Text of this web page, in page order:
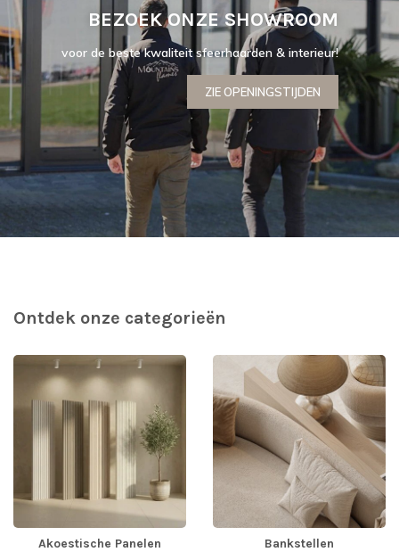
BEZOEK ONZE SHOWROOM
voor de beste kwaliteit sfeerhaarden & interieur!
ZIE OPENINGSTIJDEN
Ontdek onze categorieën
Akoestische Panelen Bankstellen